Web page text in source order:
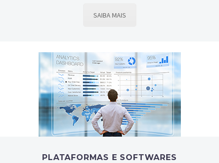
SAIBA MAIS
PLATAFORMAS E SOFTWARES